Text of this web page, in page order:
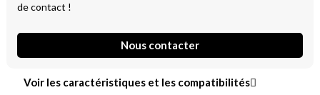
de contact !
Nous contacter
Voir les caractéristiques et les compatibilités